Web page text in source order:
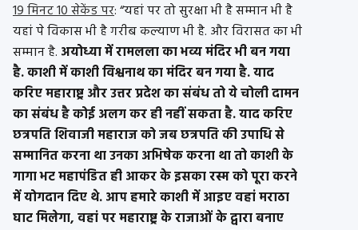
19 मिनट 10 सेकेंड पर: “यहां पर तो सुरक्षा भी है सम्मान भी है
यहां पे विकास भी है गरीब कल्याण भी है. और विरासत का भी
सम्मान है. अयोध्या में रामलला का भव्य मंदिर भी बन गया
है. काशी में काशी विश्वनाथ का मंदिर बन गया है. याद
करिए महाराष्ट्र और उत्तर प्रदेश का संबंध तो ये चोली दामन
का संबंध है कोई अलग कर ही नहीं सकता है. याद करिए
छत्रपति शिवाजी महाराज को जब छत्रपति की उपाधि से
सम्मानित करना था उनका अभिषेक करना था तो काशी के
गागा भट महापंडित ही आकर के इसका रस्म को पूरा करने
में योगदान दिए थे. आप हमारे काशी में आइए वहां मराठा
घाट मिलेगा, वहां पर महाराष्ट्र के राजाओं के द्वारा बनाए